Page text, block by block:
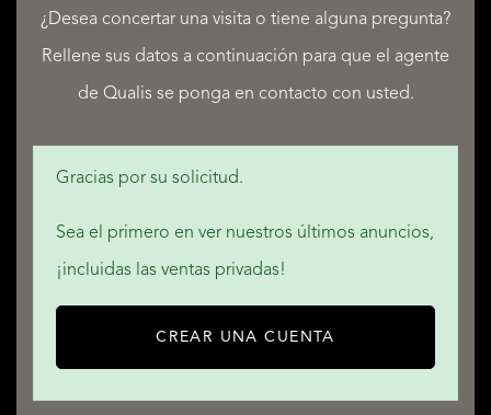
¿Desea concertar una visita o tiene alguna pregunta?
Rellene sus datos a continuación para que el agente
de Qualis se ponga en contacto con usted.
Gracias por su solicitud.
Sea el primero en ver nuestros últimos anuncios,
¡incluidas las ventas privadas!
CREAR UNA CUENTA